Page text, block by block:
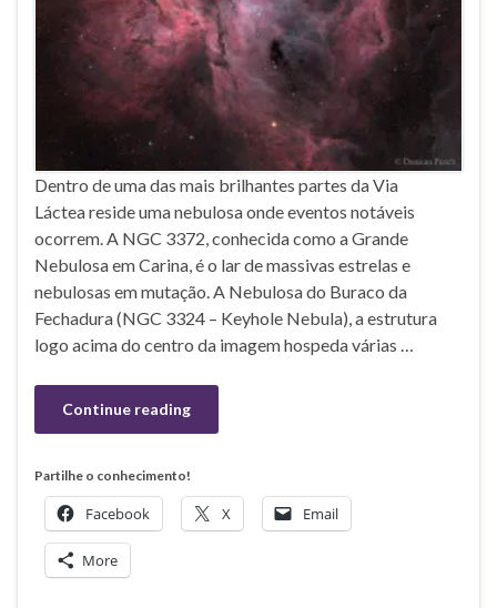
Dentro de uma das mais brilhantes partes da Via
Láctea reside uma nebulosa onde eventos notáveis
ocorrem. A NGC 3372, conhecida como a Grande
Nebulosa em Carina, é o lar de massivas estrelas e
nebulosas em mutação. A Nebulosa do Buraco da
Fechadura (NGC 3324 – Keyhole Nebula), a estrutura
logo acima do centro da imagem hospeda várias …
Continue reading
Partilhe o conhecimento!
Facebook X Email
More